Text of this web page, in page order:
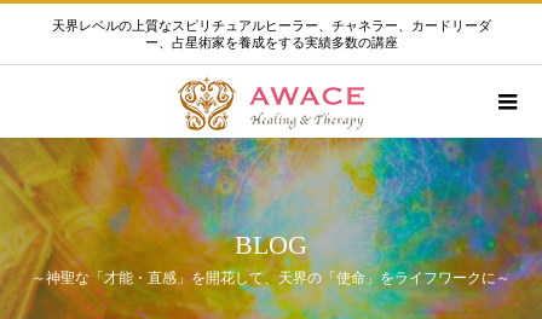
天界レベルの上質なスピリチュアルヒーラー、チャネラー、カードリーダ
ー、占星術家を養成をする実績多数の講座
BLOG
～神聖な「才能・直感」を開花して、天界の「使命」をライフワークに～